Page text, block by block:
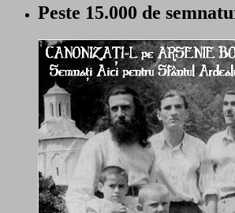
Peste 15.000 de